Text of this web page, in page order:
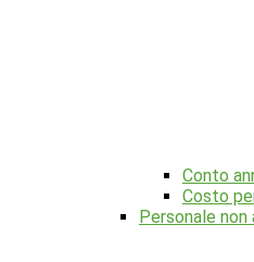
Conto
Costo
Personale